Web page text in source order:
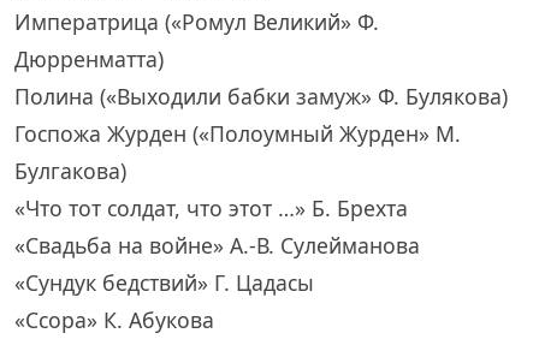
Императрица («Ромул Великий» Ф.
Дюрренматта)
Полина («Выходили бабки замуж» Ф. Булякова)
Госпожа Журден («Полоумный Журден» М.
Булгакова)
«Что тот солдат, что этот …» Б. Брехта
«Свадьба на войне» А.-В. Сулейманова
«Сундук бедствий» Г. Цадасы
«Ссора» К. Абукова